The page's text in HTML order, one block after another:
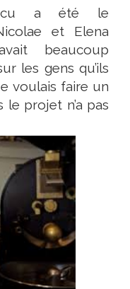
a été le
et Elena
beaucoup
les gens qu’ils
voulais faire un
projet n’a pas